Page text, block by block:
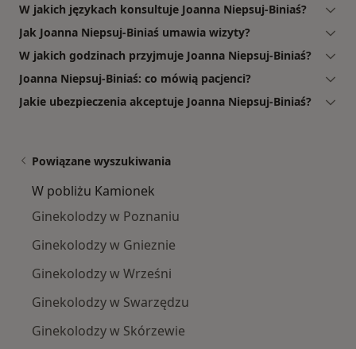
W jakich językach konsultuje Joanna Niepsuj-Biniaś?
Jak Joanna Niepsuj-Biniaś umawia wizyty?
W jakich godzinach przyjmuje Joanna Niepsuj-Biniaś?
Joanna Niepsuj-Biniaś: co mówią pacjenci?
Jakie ubezpieczenia akceptuje Joanna Niepsuj-Biniaś?
Powiązane wyszukiwania
W pobliżu Kamionek
Ginekolodzy w Poznaniu
Ginekolodzy w Gnieznie
Ginekolodzy w Wrześni
Ginekolodzy w Swarzędzu
Ginekolodzy w Skórzewie